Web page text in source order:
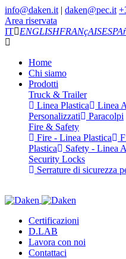
info@daken.it | daken@pec.it
Area riservata
IT
ENGLISHFRANçAIS
Home
Chi siamo
Prodotti
Truck & Trailer
Linea Plastica
Linea
Personalizzati
Paracolpi
Fire & Safety
Fire - Linea Plastica
Plastica
Safety - Linea
Security Locks
Serrature di sicurezza
Certificazioni
D.LAB
Lavora con noi
Contattaci